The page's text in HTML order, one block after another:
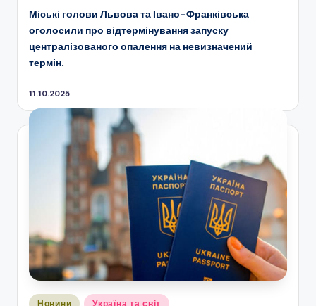
Міські голови Львова та Івано-Франківська
оголосили про відтермінування запуску
централізованого опалення на невизначений
термін.
11.10.2025
Опубліковано
Новини Україна та світ